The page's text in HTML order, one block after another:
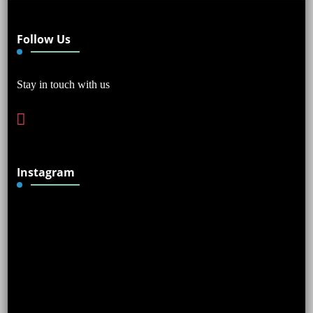
Follow Us
Stay in touch with us
instagram
Instagram